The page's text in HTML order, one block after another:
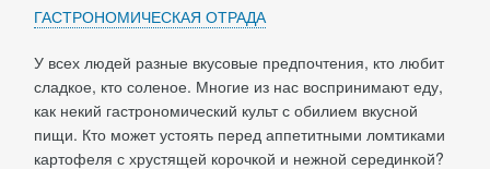
ГАСТРОНОМИЧЕСКАЯ ОТРАДА
У всех людей разные вкусовые предпочтения, кто любит
сладкое, кто соленое. Многие из нас воспринимают еду,
как некий гастрономический культ с обилием вкусной
пищи. Кто может устоять перед аппетитными ломтиками
картофеля с хрустящей корочкой и нежной серединкой?